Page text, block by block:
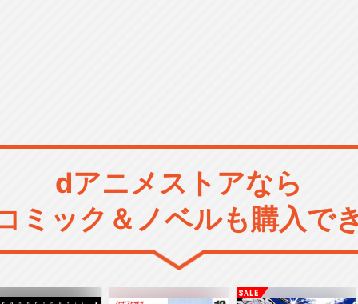
dアニメストアなら
ミック＆ノベルも購入で